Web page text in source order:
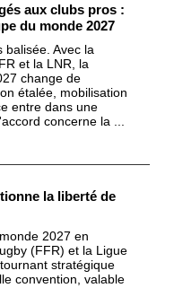
aux clubs pros :
du monde 2027
balisée. Avec la
et la LNR, la
change de
étalée, mobilisation
entre dans une
concerne la ...
la liberté de
2027 en
(FFR) et la Ligue
stratégique
convention, valable